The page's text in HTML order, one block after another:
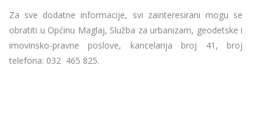
Za sve dodatne informacije, svi zainteresirani mogu se
obratiti u Općinu Maglaj, Služba za urbanizam, geodetske i
imovinsko-pravne poslove, kancelarija broj 41, broj
telefona: 032 465 825.